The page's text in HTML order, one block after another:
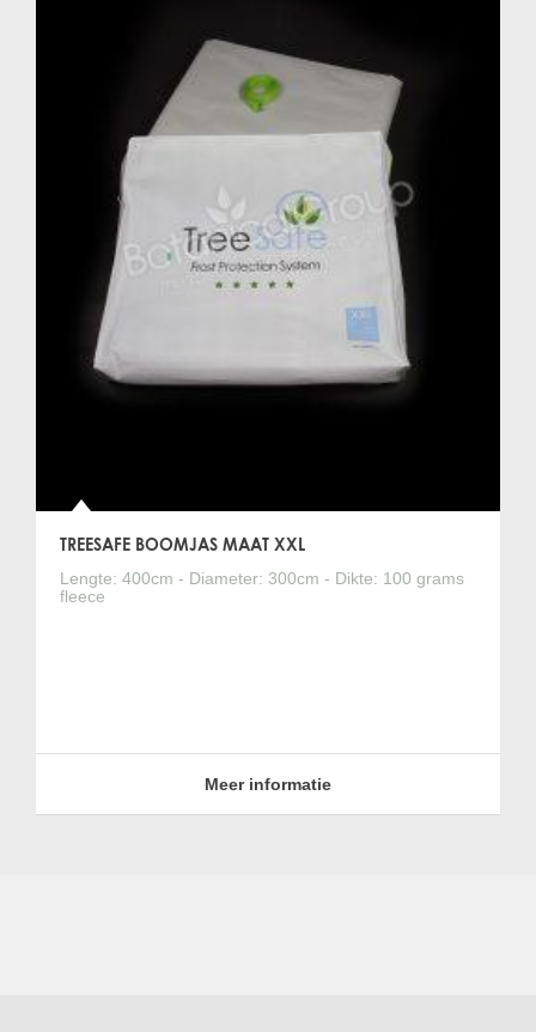
TREESAFE BOOMJAS MAAT XXL
Lengte: 400cm - Diameter: 300cm - Dikte: 100 grams
fleece
Meer informatie